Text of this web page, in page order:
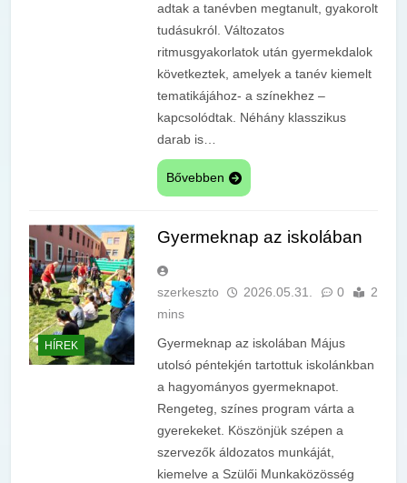
adtak a tanévben megtanult, gyakorolt
tudásukról. Változatos
ritmusgyakorlatok után gyermekdalok
következtek, amelyek a tanév kiemelt
tematikájához- a színekhez –
kapcsolódtak. Néhány klasszikus
darab is…
Bővebben
HÍREK
Gyermeknap az iskolában
szerkeszto 2026.05.31. 0
2
mins
Gyermeknap az iskolában Május
utolsó péntekjén tartottuk iskolánkban
a hagyományos gyermeknapot.
Rengeteg, színes program várta a
gyerekeket. Köszönjük szépen a
szervezők áldozatos munkáját,
kiemelve a Szülői Munkaközösség